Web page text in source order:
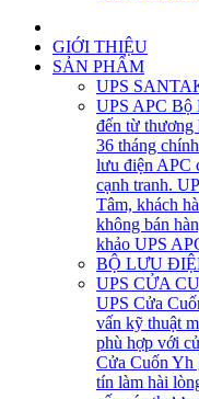
GIỚI THIỆU
SẢN PHẨM
UPS
UPS APC Bộ
đến từ thương
36 tháng
lưu điện APC
cạnh tranh.
Tâm, khách
không bán
khảo UPS
BỘ LƯU
UPS CỬA
UPS Cửa
vấn kỹ thuật
phù hợp với
Cửa Cuốn Yh
tín làm hài